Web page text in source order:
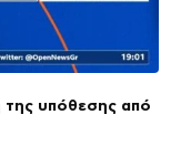
υπόθεσης από